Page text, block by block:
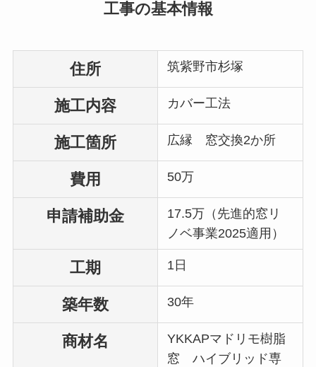
工事の基本情報
住所 筑紫野市杉塚
施工内容 カバー工法
施工箇所 広縁 窓交換2か所
費用 50万
申請補助金
17.5万（先進的窓リ
ノベ事業2025適用）
工期 1日
築年数 30年
商材名
YKKAPマドリモ樹脂
窓 ハイブリッド専